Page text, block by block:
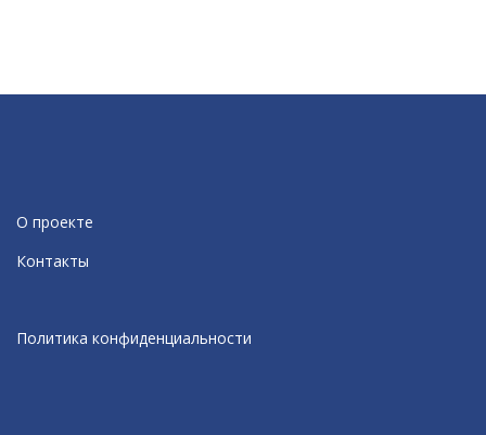
О проекте
Контакты
Политика конфиденциальности